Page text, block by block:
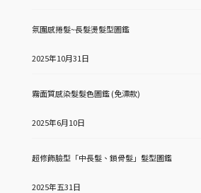
氛圍感捲髮~長髮燙髮型圖鑑
2025年10月31日
霧面質感染髮髮色圖鑑 (免漂款)
2025年6月10日
超修飾臉型「中長髮、鎖骨髮」髮型圖鑑
2025年五31日